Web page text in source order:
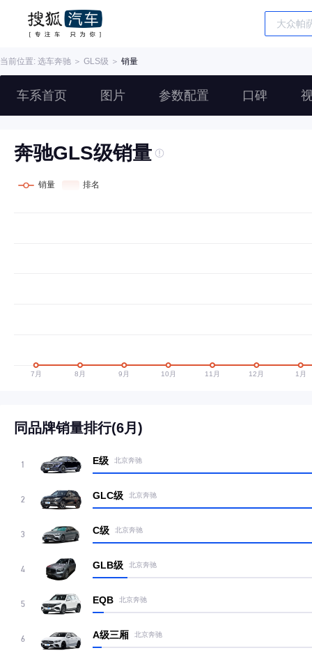
当前位置: 选车奔驰 ＞ GLS级 ＞ 销量
车系首页 图片 参数配置 口碑
奔驰GLS级销量
同品牌销量排行(6月)
1 E级 北京奔驰
2 GLC级 北京奔驰
3 C级 北京奔驰
4 GLB级 北京奔驰
5 EQB 北京奔驰
6 A级三厢 北京奔驰